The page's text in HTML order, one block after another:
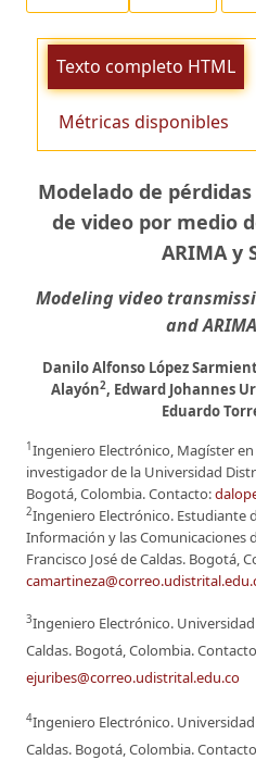
Texto completo HTML
Métricas disponibles
Modelado de
de video por medio
ARIMA y
Modeling video
and
Danilo Alfonso López
Alayón2, Edward Johannes
Eduardo
1Ingeniero Electrónico, Magíster
investigador de la Universidad
Bogotá, Colombia. Contacto:
2Ingeniero Electrónico. Estudiante
Información y las Comunicaciones
Francisco José de Caldas. Bogotá,
3Ingeniero Electrónico.
Caldas. Bogotá, Colombia.
ejuribes@correo.udistrital.edu.co
4Ingeniero Electrónico.
Caldas. Bogotá, Colombia.